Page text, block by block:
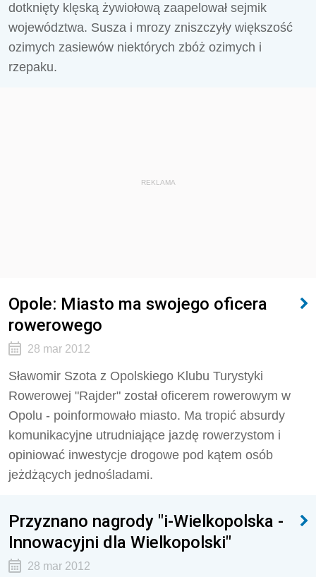
dotknięty klęską żywiołową zaapelował sejmik
województwa. Susza i mrozy zniszczyły większość
ozimych zasiewów niektórych zbóż ozimych i
rzepaku.
REKLAMA
Opole: Miasto ma swojego oficera
rowerowego
28 mar 2012
Sławomir Szota z Opolskiego Klubu Turystyki
Rowerowej "Rajder" został oficerem rowerowym w
Opolu - poinformowało miasto. Ma tropić absurdy
komunikacyjne utrudniające jazdę rowerzystom i
opiniować inwestycje drogowe pod kątem osób
jeżdżących jednośladami.
Przyznano nagrody "i-Wielkopolska -
Innowacyjni dla Wielkopolski"
28 mar 2012